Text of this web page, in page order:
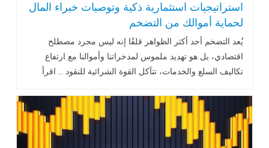
استراتيجيات استثمارية ذكية وتوصيات خبراء المال
لحماية أموالك من التضخم
يُعد التضخم أحد أكثر الظواهر قلقًا إنه ليس مجرد مصطلح
اقتصادي، بل هو تهديد ملموس لمدخراتنا وأموالنا مع ارتفاع
تكاليف السلع والخدمات، تتآكل القوة الشرائية للنقود .. اقرأ